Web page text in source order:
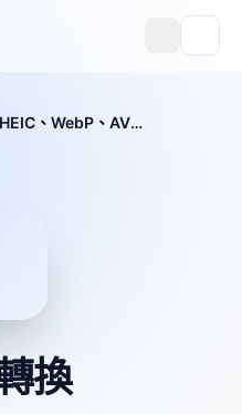
免費圖片格式轉換工具——HEIC、WebP、AVIF、JPG、PNG、SVG互轉
換